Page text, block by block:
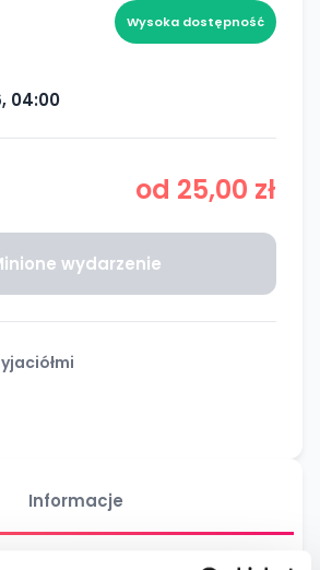
Wysoka dostępność
04:00
od 25,00 zł
wydarzenie
Informacje